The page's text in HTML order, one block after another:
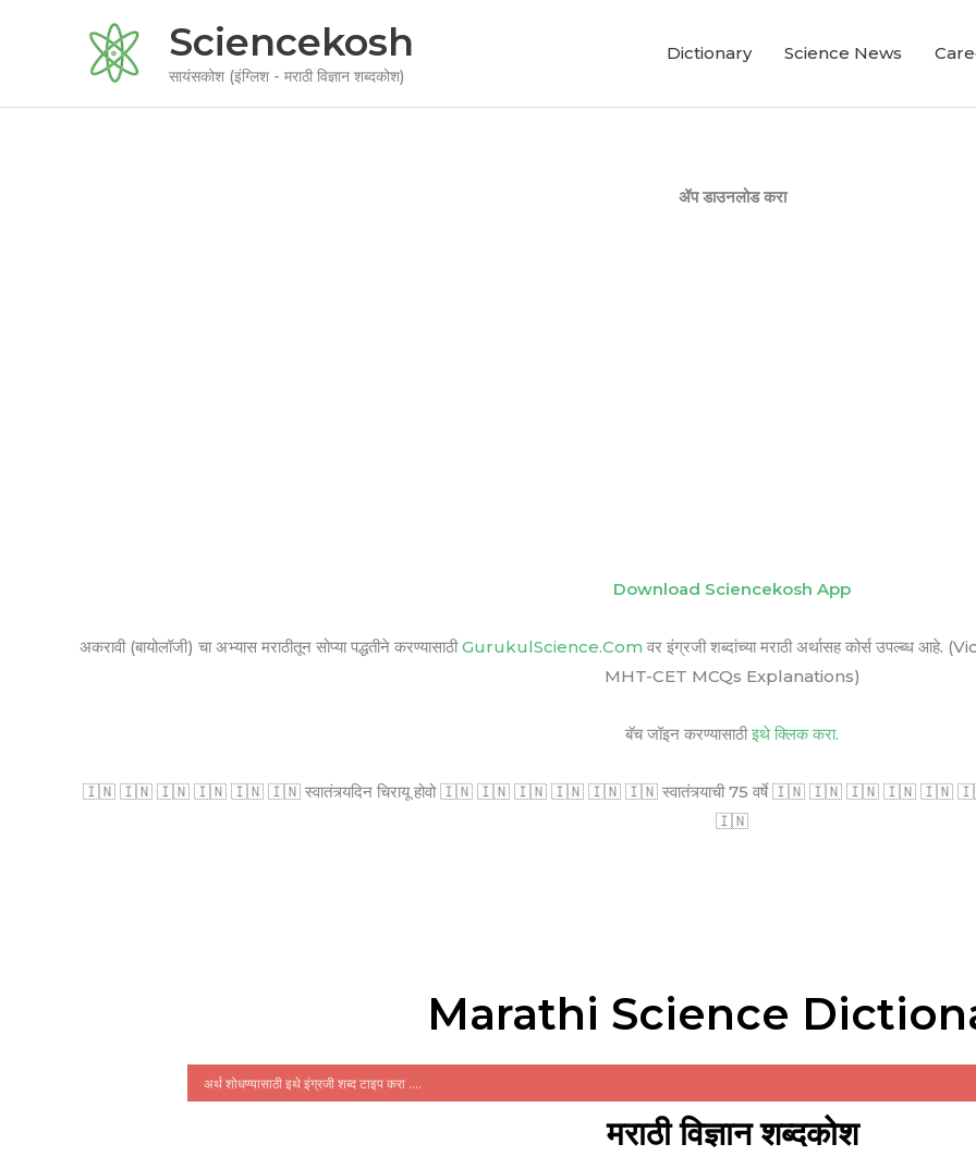
Sciencekosh
सायंसकोश (इंग्लिश - मराठी विज्ञान शब्दकोश)
Dictionary Science News
ॲप डाउनलोड करा
Download Sciencekosh App
अकरावी (बायोलॉजी) चा अभ्यास मराठीतून सोप्या पद्धतीने करण्यासाठीGurukulScience.Com वर इंग्रजी शब्दांच्या मराठी अर्थासह कोर्स
MHT-CET MCQs Explanations)
बॅच जॉइन करण्यासाठीइथे क्लिक करा.
🇮🇳 🇮🇳 🇮🇳 🇮🇳 🇮🇳 🇮🇳 स्वातंत्र्यदिन चिरायू होवो 🇮🇳 🇮🇳 🇮🇳 🇮🇳 🇮🇳 🇮🇳 स्वातंत्र्याची 75 वर्षे 🇮🇳 🇮🇳 🇮🇳 🇮🇳 🇮🇳 🇮🇳
🇮🇳
Marathi Science
मराठी विज्ञान शब्दकोश